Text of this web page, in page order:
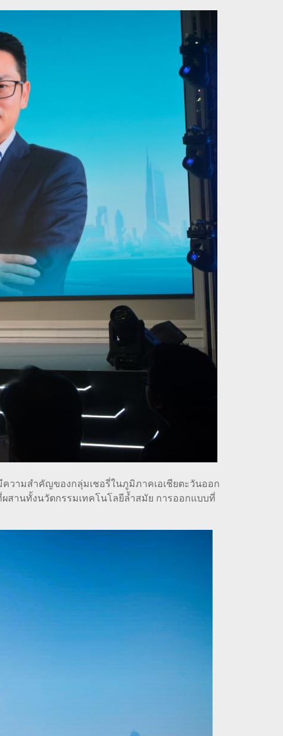
ความสำคัญของกลุ่มเชอรี่ในภูมิภาคเอเชียตะวันออก
สานทั้งนวัตกรรมเทคโนโลยีล้ำสมัย การออกแบบที่